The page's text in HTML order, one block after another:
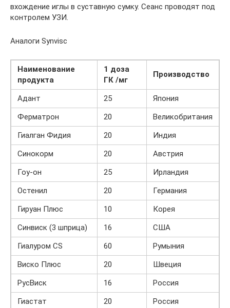
вхождение иглы в суставную сумку. Сеанс проводят под
контролем УЗИ.
Аналоги Synvisc
Наименование
продукта
1 доза
ГК /мг
Производство
Адант 25
Япония
Ферматрон
20
Великобритания
Гиалган Фидия
20
Индия
Синокорм
20
Австрия
Гоу-он
25
Ирландия
Остенил
20
Германия
Гируан Плюс
10
Корея
Синвиск (3 шприца)
16
США
Гиалуром CS
60
Румыния
Виско Плюс
20
Швеция
РусВиск
16
Россия
Гиастат
20 Россия